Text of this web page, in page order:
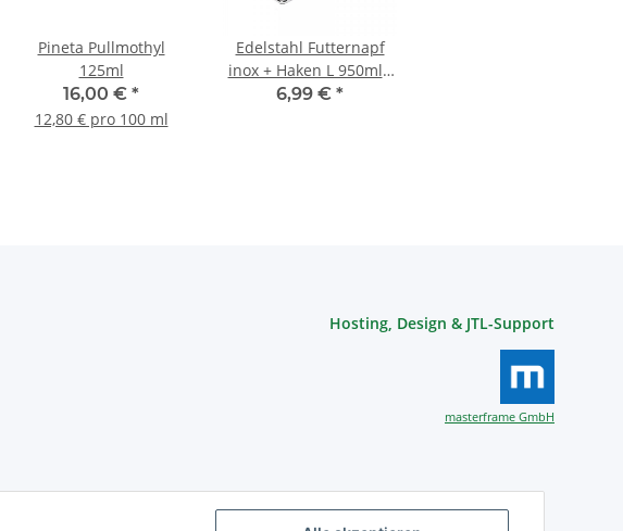
Pineta Pullmothyl
125ml
16,00 € *
12,80 € pro 100 ml
Edelstahl Futternapf
inox + Haken L 950ml -
15cm
6,99 € *
Hosting, Design & JTL-Support
masterframe GmbH